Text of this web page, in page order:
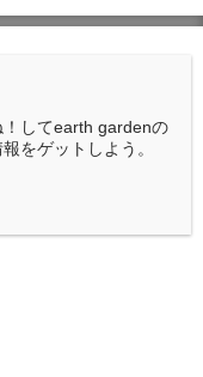
！してearth gardenの
をゲットしよう。